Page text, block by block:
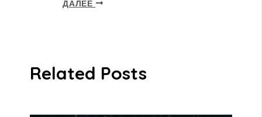
ДАЛЕЕ
Related Posts